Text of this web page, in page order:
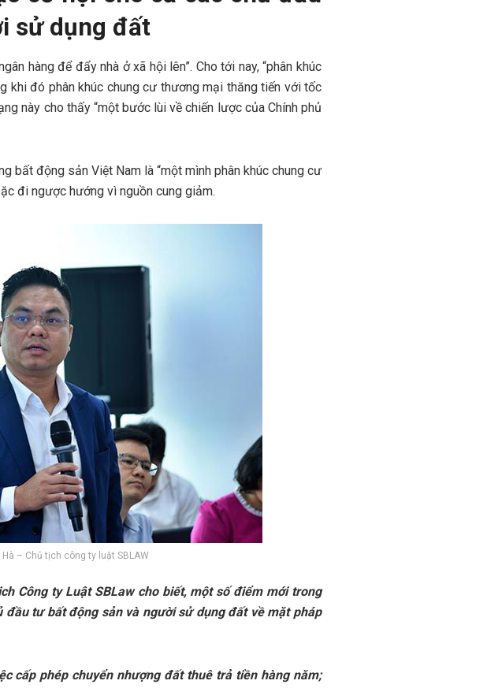
sử dụng đất
hàng để đẩy nhà ở xã hội lên”. Cho tới nay, “phân khúc
khi đó phân khúc chung cư thương mại thăng tiến với tốc
này cho thấy “một bước lùi về chiến lược của Chính phủ
bất động sản Việt Nam là “một mình phân khúc chung cư
đi ngược hướng vì nguồn cung giảm.
– Chủ tịch công ty luật SBLAW
Công ty Luật SBLaw cho biết, một số điểm mới trong
tư bất động sản và người sử dụng đất về mặt pháp
cấp phép chuyển nhượng đất thuê trả tiền hàng năm;